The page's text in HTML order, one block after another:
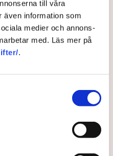
till våra
även information som
medier och annons-
med. Läs mer på
.